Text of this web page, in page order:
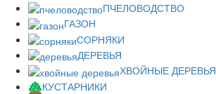
ПЧЕЛОВОДСТВО
ГАЗОН
СОРНЯКИ
ДЕРЕВЬЯ
ХВОЙНЫЕ ДЕРЕВЬЯ
КУСТАРНИКИ